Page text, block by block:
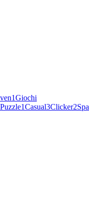
1Giochi
Puzzle1Casual3Clicker2